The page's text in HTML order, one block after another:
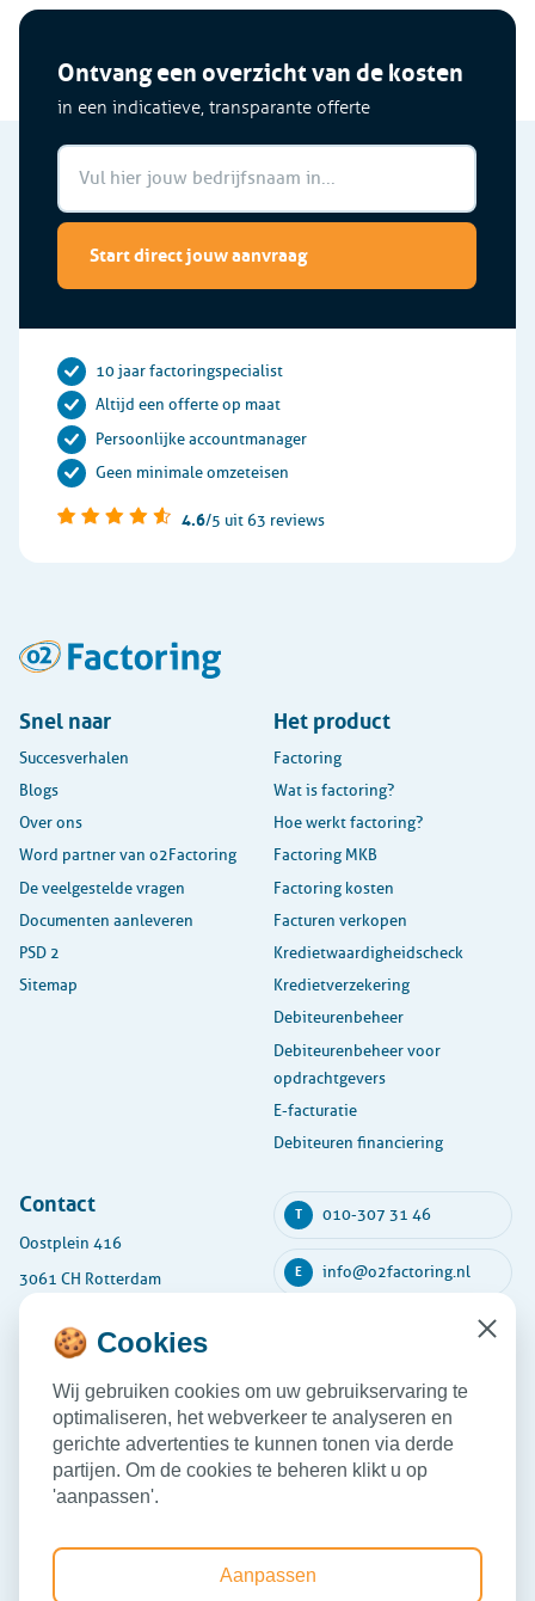
Ontvang een overzicht van de kosten
in een indicatieve, transparante offerte
Start direct jouw aanvraag
10 jaar factoringspecialist
Altijd een offerte op maat
Persoonlijke accountmanager
Geen minimale omzeteisen
4.6/5 uit 63 reviews
Snel naar
Succesverhalen
Blogs
Over ons
Word partner van o2Factoring
De veelgestelde vragen
Documenten aanleveren
PSD 2
Sitemap
Het product
Factoring
Wat is factoring?
Hoe werkt factoring?
Factoring MKB
Factoring kosten
Facturen verkopen
Kredietwaardigheidscheck
Kredietverzekering
Debiteurenbeheer
Debiteurenbeheer voor
opdrachtgevers
E-facturatie
Debiteuren financiering
Contact
Oostplein 416
3061 CH Rotterdam
Maandag
08:30 - 17:30
Dinsdag
08:30 - 17:30
Woensdag 08:30 - 17:30
Donderdag 08:30 - 17:30
T 010-307 31 46
E info@o2factoring.nl
🍪 Cookies
Wij gebruiken cookies om uw gebruikservaring te
optimaliseren, het webverkeer te analyseren en
gerichte advertenties te kunnen tonen via derde
partijen. Om de cookies te beheren klikt u op
'aanpassen'.
Close
Aanpassen